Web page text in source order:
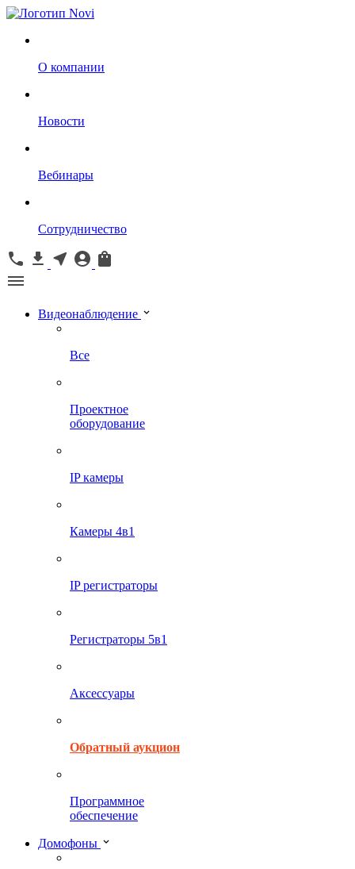
О компании
Новости
Вебинары
Сотрудничество
Видеонаблюдение
Все
Проектное
оборудование
IP камеры
Камеры 4в1
IP регистраторы
Регистраторы 5в1
Аксессуары
Обратный аукцион
Программное
обеспечение
Домофоны